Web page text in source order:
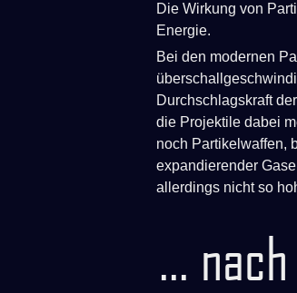
Die Wirkung von
Energie.
Bei den modernen
Durchschlagskraft
die Projektile dabei
noch Partikelwaffen,
expandierender
allerdings nicht so
...